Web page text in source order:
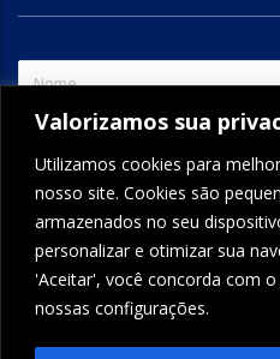
Valorizamos sua
Utilizamos cookies para
nosso site. Cookies são
armazenados no seu
personalizar e otimizar sua
'Aceitar', você concorda com
nossas configurações.
FORMCRAFT - WORDPRESS FORM